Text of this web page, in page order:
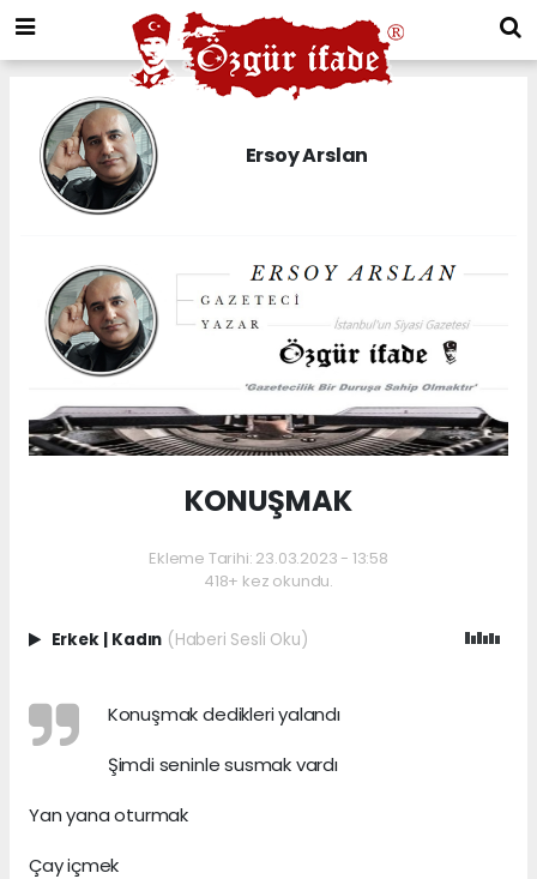
Ersoy Arslan
KONUŞMAK
Ekleme Tarihi: 23.03.2023 - 13:58
418+ kez okundu.
Erkek | Kadın (Haberi Sesli Oku)
Konuşmak dedikleri yalandı
Şimdi seninle susmak vardı
Yan yana oturmak
Çay içmek